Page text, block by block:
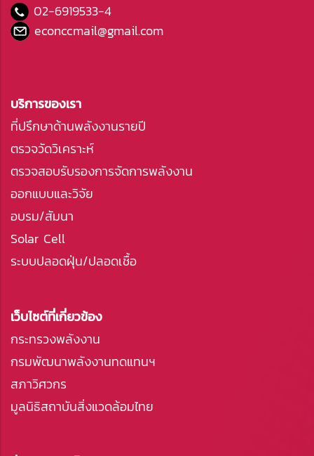
02-6919533-4
econccmail@gmail.com
บริการของเรา
ที่ปรึกษาด้านพลังงานรายปี
ตรวจวัดวิเคราะห์
ตรวจสอบรับรองการจัดการพลังงาน
ออกแบบและวิจัย
อบรม/สัมนา
Solar Cell
ระบบปลอดฝุ่น/ปลอดเชื้อ
เว็บไซต์ที่เกี่ยวข้อง
กระทรวงพลังงาน
กรมพัฒนาพลังงานทดแทนฯ
สภาวิศวกร
มูลนิธิสถาบันสิ่งแวดล้อมไทย